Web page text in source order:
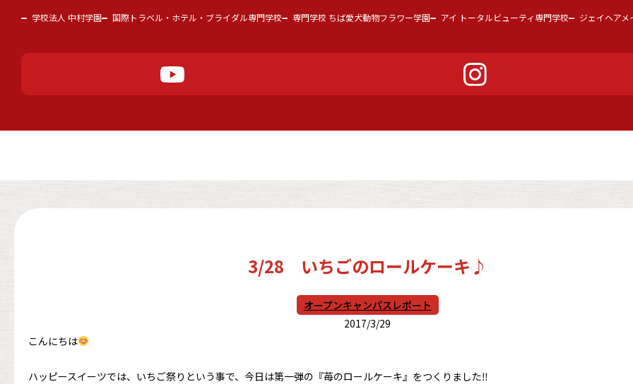
学校法人 中村学園 国際トラベル・ホテル・ブライダル専門学校 専門学校 ちば愛犬動物フラワー学園 アイ トータルビューティ専門学校 ジェイヘア
3/28 いちごのロールケーキ♪
オープンキャンパスレポート
2017/3/29
こんにちは
ハッピースイーツでは、いちご祭りという事で、今日は第一弾の『苺のロールケーキ』をつくりました‼